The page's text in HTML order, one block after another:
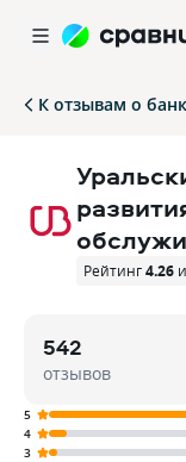
К отзывам о
Рейтинг4.26
542
отзывов
5
4
3